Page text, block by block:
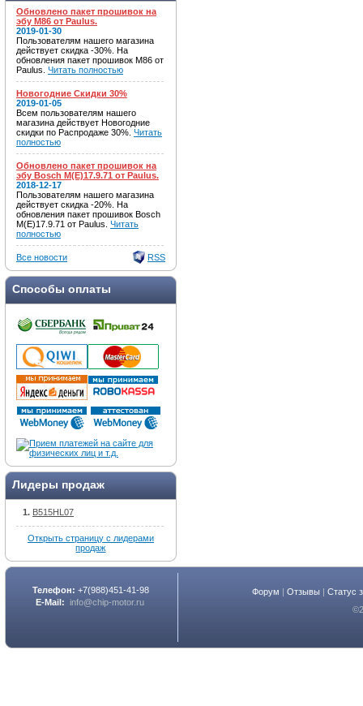
Обновлено пакет прошивок на
эбу M86 от Paulus.
2019-01-30
Пользователям нашего магазина
действует скидка -30%. На
обновления пакет прошивок M86 от
Paulus. Читать полностью
Новогодние Скидки 30%
2019-01-05
Всем пользователям нашего
магазина действует Новогодние
скидки по Распродаже 30%. Читать
полностью
Обновлено пакет прошивок на
эбу Bosch M(E)17.9.71 от Paulus.
2018-12-17
Пользователям нашего магазина
действует скидка -20%. На
обновления пакет прошивок Bosch
M(E)17.9.71 от Paulus. Читать
полностью
Все новости RSS
Способы оплаты
Лидеры продаж
B515HL07
Открыть страницу с лидерами
продаж
Телефон: +7(988)451-41-98
E-Mail: info@chip-motor.ru
Форум |Отзывы |Статус